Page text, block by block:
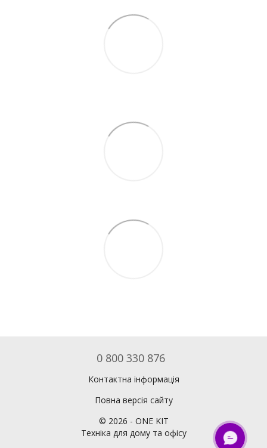
0 800 330 876
Контактна інформація
Повна версія сайту
© 2026 - ONE KIT
Техніка для дому та офісу
ОНЛАЙН ЧАТ